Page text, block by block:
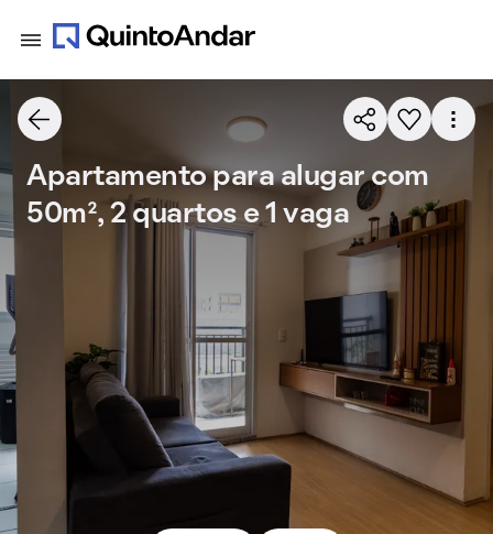
Apartamento para alugar com
50m², 2 quartos e 1 vaga